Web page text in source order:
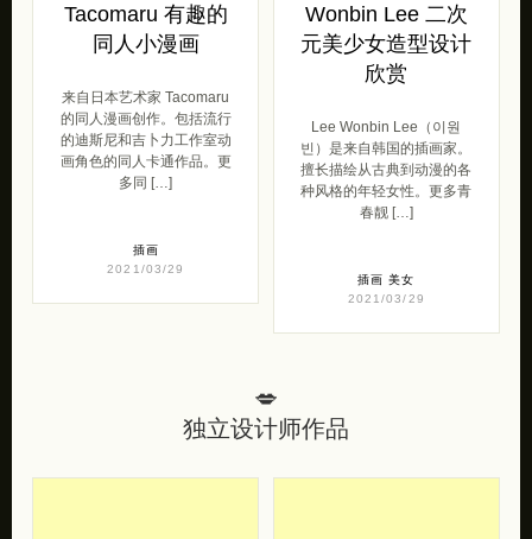
Tacomaru 有趣的
同人小漫画
来自日本艺术家 Tacomaru
的同人漫画创作。包括流行
的迪斯尼和吉卜力工作室动
画角色的同人卡通作品。更
多同 […]
插画
2021/03/29
Wonbin Lee 二次
元美少女造型设计
欣赏
Lee Wonbin Lee（이원
빈）是来自韩国的插画家。
擅长描绘从古典到动漫的各
种风格的年轻女性。更多青
春靓 […]
插画 美女
2021/03/29
💋
独立设计师作品